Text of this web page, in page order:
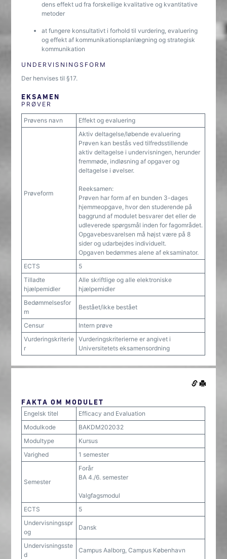
dens effekt ud fra forskellige kvalitative og kvantitative
metoder
at fungere konsultativt i forhold til vurdering, evaluering
og effekt af kommunikationsplanlægning og strategisk
kommunikation
UNDERVISNINGSFORM
Der henvises til §17.
EKSAMEN
PRØVER
Prøvens navn Effekt og evaluering
Prøveform
Aktiv deltagelse/løbende evaluering
Prøven kan bestås ved tilfredsstillende
aktiv deltagelse i undervisningen, herunder
fremmøde, indløsning af opgaver og
deltagelse i øvelser.
Reeksamen:
Prøven har form af en bunden 3-dages
hjemmeopgave, hvor den studerende på
baggrund af modulet besvarer det eller de
udleverede spørgsmål inden for fagområdet.
Opgavebesvarelsen må højst være på 8
sider og udarbejdes individuelt.
Opgaven bedømmes alene af eksaminator.
ECTS
5
Tilladte
hjælpemidler
Alle skriftlige og alle elektroniske
hjælpemidler
Bedømmelsesfor
m
Bestået/ikke bestået
Censur
Intern prøve
Vurderingskriterie
r
Vurderingskriterierne er angivet i
Universitetets eksamensordning
FAKTA OM MODULET
Engelsk titel
Efficacy and Evaluation
Modulkode
BAKDM202032
Modultype
Kursus
Varighed
1 semester
Semester
Forår
BA 4./6. semester
Valgfagsmodul
ECTS
5
Undervisningsspr
og
Dansk
Undervisningsste
d
Campus Aalborg, Campus København